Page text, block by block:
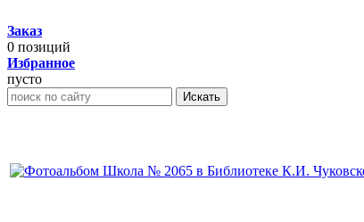
Заказ
0 позиций
Избранное
пусто
Искать